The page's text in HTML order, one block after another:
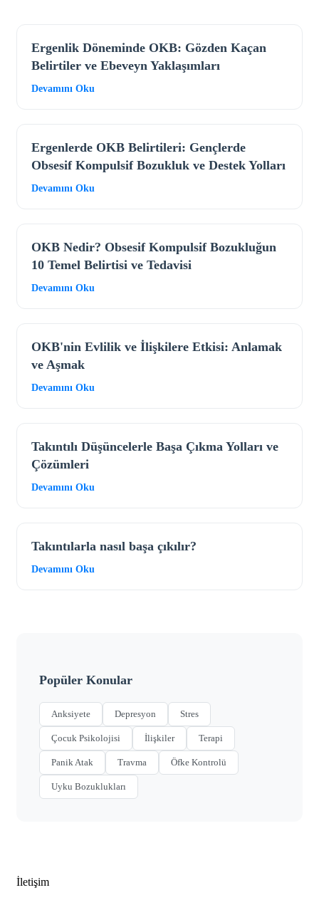
Ergenlik Döneminde OKB: Gözden Kaçan
Belirtiler ve Ebeveyn Yaklaşımları
Devamını Oku
Ergenlerde OKB Belirtileri: Gençlerde
Obsesif Kompulsif Bozukluk ve Destek Yolları
Devamını Oku
OKB Nedir? Obsesif Kompulsif Bozukluğun
10 Temel Belirtisi ve Tedavisi
Devamını Oku
OKB'nin Evlilik ve İlişkilere Etkisi: Anlamak
ve Aşmak
Devamını Oku
Takıntılı Düşüncelerle Başa Çıkma Yolları ve
Çözümleri
Devamını Oku
Takıntılarla nasıl başa çıkılır?
Devamını Oku
Popüler Konular
Anksiyete Depresyon Stres
Çocuk Psikolojisi İlişkiler Terapi
Panik Atak Travma Öfke Kontrolü
Uyku Bozuklukları
İletişim